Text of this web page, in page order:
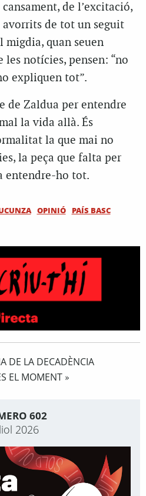
de l’excitació,
avorrits de tot un seguit
migdia, quan seuen
notícies, pensen: “no
expliquen tot”.
de Zaldua per entendre
la vida allà. És
la que mai no
la peça que falta per
entendre-ho tot.
OPINIÓ PAÍS BASC
DE LA DECADÈNCIA
EL MOMENT»
602
2026